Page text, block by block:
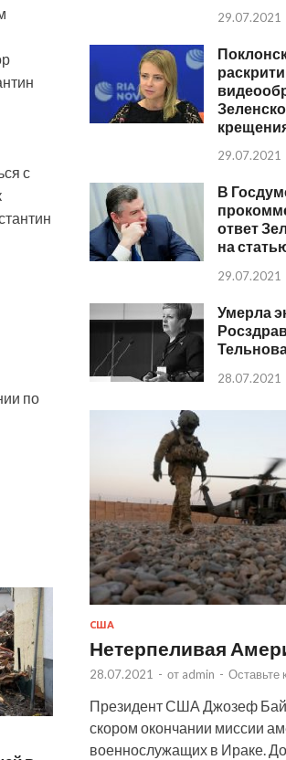
с
по
29.07.2021
29.07.2021
В
ответ
на
29.07.2021
Умерла
28.07.2021
США
Нетерпеливая
28.07.2021 - от admin - Оставьте
Президент США Джозеф
скором окончании миссии
военнослужащих в Ираке. До